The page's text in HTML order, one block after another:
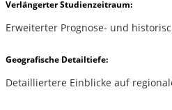
Verlängerter Studienzeitraum:
Erweiterter Prognose- und
Geografische Detailtiefe:
Detailliertere Einblicke auf